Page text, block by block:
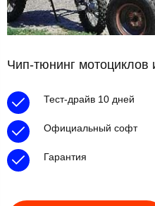
Чип-тюнинг мотоциклов
Тест-драйв 10 дней
Официальный софт
Гарантия